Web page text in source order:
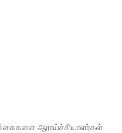
ஆராய்ச்சியாளர்கள்